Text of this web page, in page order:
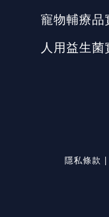
寵物輔療品
人用益生
隱私條款